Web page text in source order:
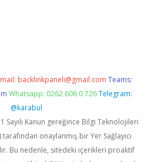
backlinkpaneli@gmail.com Teams:
Whatsapp: 0262 606 0 726 Telegram:
@karabul
Sayılı Kanun gereğince Bilgi Teknolojileri
onaylanmış bir Yer Sağlayıcı
Bu nedenle, sitedeki içerikleri proaktif